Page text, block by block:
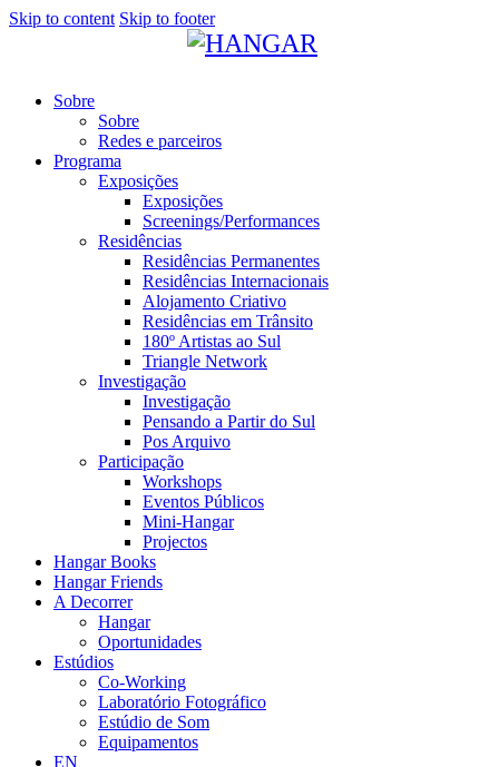
Skip to content Skip to footer
Sobre
Sobre
Redes e parceiros
Programa
Exposições
Exposições
Screenings/Performances
Residências
Residências Permanentes
Residências Internacionais
Alojamento Criativo
Residências em Trânsito
180º Artistas ao Sul
Triangle Network
Investigação
Investigação
Pensando a Partir do Sul
Pos Arquivo
Participação
Workshops
Eventos Públicos
Mini-Hangar
Projectos
Hangar Books
Hangar Friends
A Decorrer
Hangar
Oportunidades
Estúdios
Co-Working
Laboratório Fotográfico
Estúdio de Som
Equipamentos
EN